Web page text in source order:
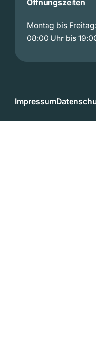
Öffnungszeiten
Montag bis Freitag:
08:00 Uhr bis
Impressum